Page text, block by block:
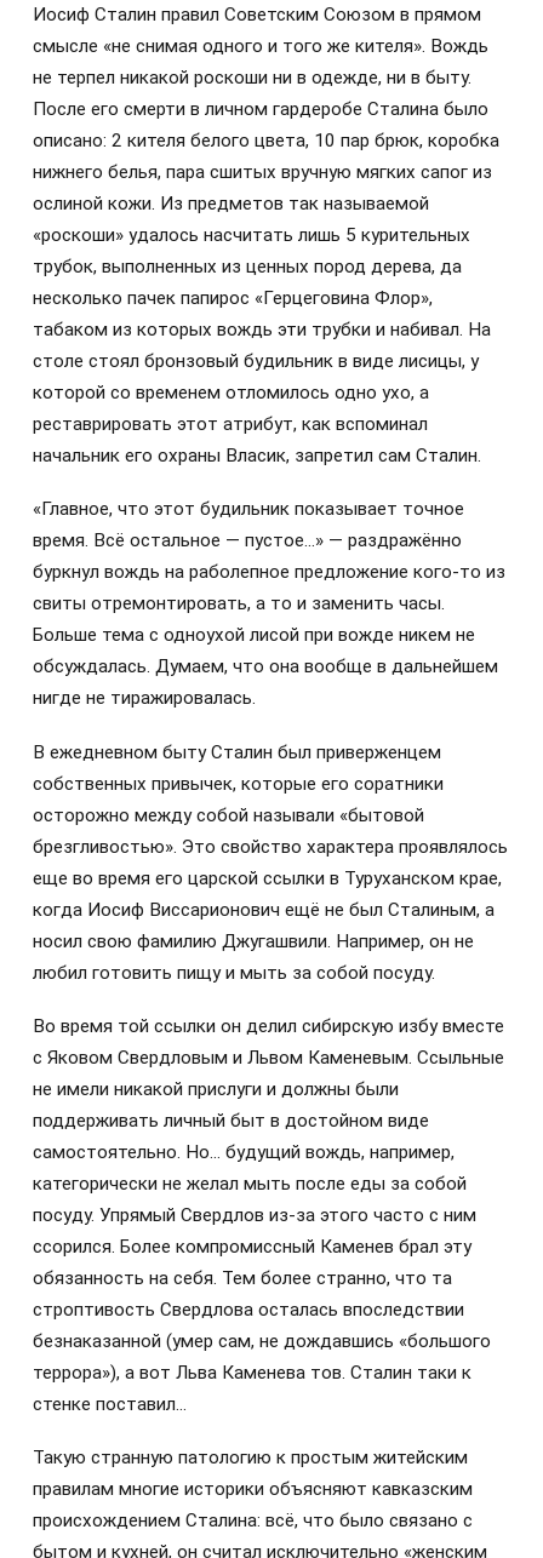
Иосиф Сталин правил Советским Союзом в прямом
смысле «не снимая одного и того же кителя». Вождь
не терпел никакой роскоши ни в одежде, ни в быту.
После его смерти в личном гардеробе Сталина было
описано: 2 кителя белого цвета, 10 пар брюк, коробка
нижнего белья, пара сшитых вручную мягких сапог из
ослиной кожи. Из предметов так называемой
«роскоши» удалось насчитать лишь 5 курительных
трубок, выполненных из ценных пород дерева, да
несколько пачек папирос «Герцеговина Флор»,
табаком из которых вождь эти трубки и набивал. На
столе стоял бронзовый будильник в виде лисицы, у
которой со временем отломилось одно ухо, а
реставрировать этот атрибут, как вспоминал
начальник его охраны Власик, запретил сам Сталин.
«Главное, что этот будильник показывает точное
время. Всё остальное — пустое…» — раздражённо
буркнул вождь на раболепное предложение кого-то из
свиты отремонтировать, а то и заменить часы.
Больше тема с одноухой лисой при вожде никем не
обсуждалась. Думаем, что она вообще в дальнейшем
нигде не тиражировалась.
В ежедневном быту Сталин был приверженцем
собственных привычек, которые его соратники
осторожно между собой называли «бытовой
брезгливостью». Это свойство характера проявлялось
еще во время его царской ссылки в Туруханском крае,
когда Иосиф Виссарионович ещё не был Сталиным, а
носил свою фамилию Джугашвили. Например, он не
любил готовить пищу и мыть за собой посуду.
Во время той ссылки он делил сибирскую избу вместе
с Яковом Свердловым и Львом Каменевым. Ссыльные
не имели никакой прислуги и должны были
поддерживать личный быт в достойном виде
самостоятельно. Но… будущий вождь, например,
категорически не желал мыть после еды за собой
посуду. Упрямый Свердлов из-за этого часто с ним
ссорился. Более компромиссный Каменев брал эту
обязанность на себя. Тем более странно, что та
строптивость Свердлова осталась впоследствии
безнаказанной (умер сам, не дождавшись «большого
террора»), а вот Льва Каменева тов. Сталин таки к
стенке поставил…
Такую странную патологию к простым житейским
правилам многие историки объясняют кавказским
происхождением Сталина: всё, что было связано с
бытом и кухней, он считал исключительно «женским